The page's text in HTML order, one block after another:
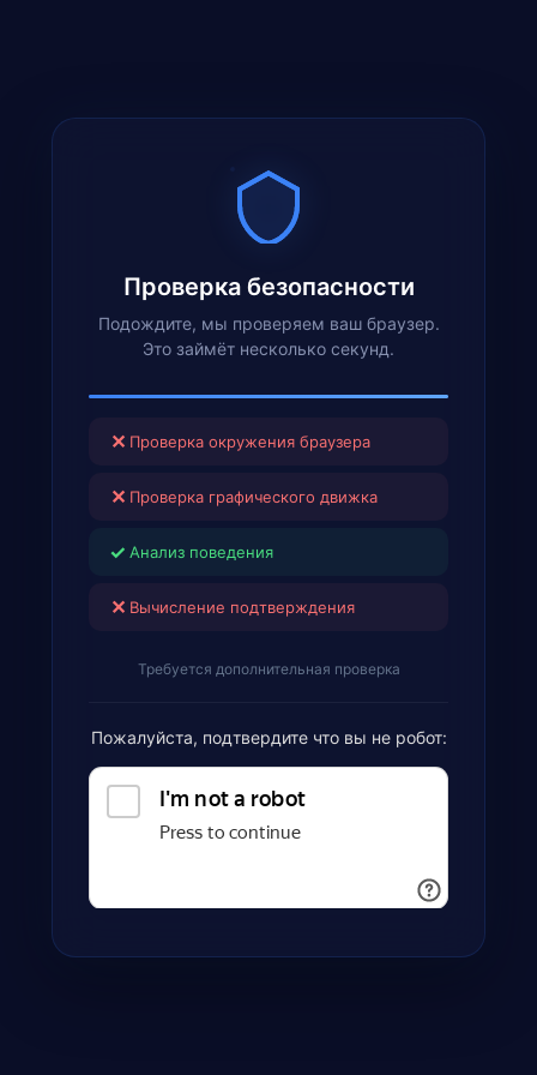
Проверка безопасности
Подождите, мы проверяем ваш браузер.
Это займёт несколько секунд.
✕ Проверка окружения браузера
✕ Проверка графического движка
✓ Анализ поведения
✕ Вычисление подтверждения
Требуется дополнительная проверка
Пожалуйста, подтвердите что вы не робот: